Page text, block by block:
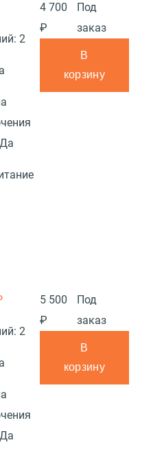
2
Да
4 700
₽
Под
заказ
В
корзину
2
Да
5 500
₽
Под
заказ
В
корзину